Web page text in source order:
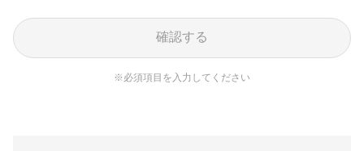
確認する
※必須項目を入力してください